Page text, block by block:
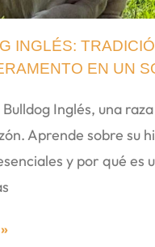
INGLÉS:
EN UN
Inglés, una
Aprende sobre su
y por qué es